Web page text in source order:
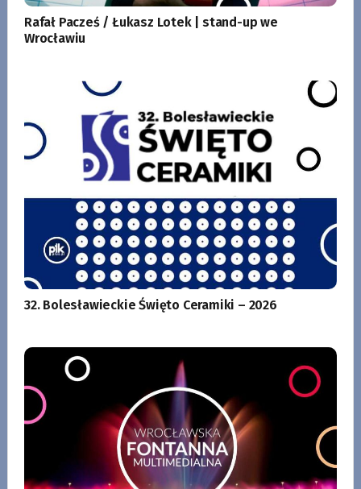
Rafał Pacześ / Łukasz Lotek | stand-up we
Wrocławiu
32. Bolesławieckie Święto Ceramiki – 2026